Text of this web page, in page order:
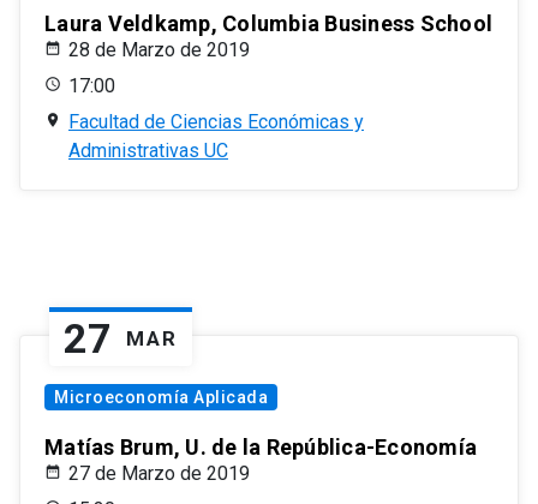
Laura Veldkamp, Columbia Business School
28 de Marzo de 2019
17:00
Facultad de Ciencias Económicas y
Administrativas UC
27 MAR
Microeconomía Aplicada
Matías Brum, U. de la República-Economía
27 de Marzo de 2019